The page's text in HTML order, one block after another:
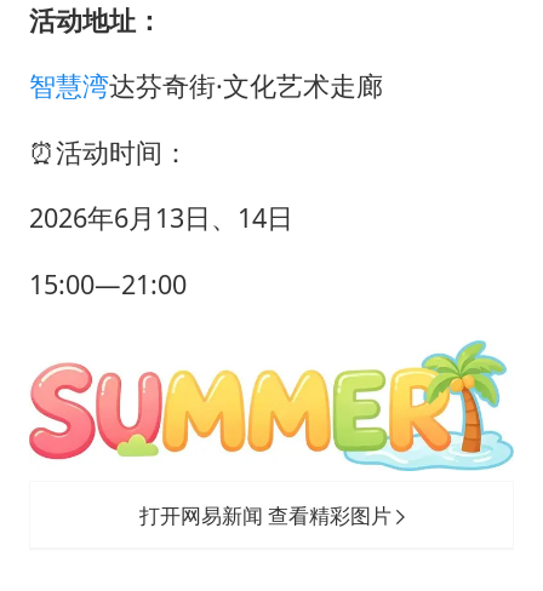
活动地址：
智慧湾达芬奇街·文化艺术走廊
⏰活动时间：
2026年6月13日、14日
15:00—21:00
打开网易新闻 查看精彩图片